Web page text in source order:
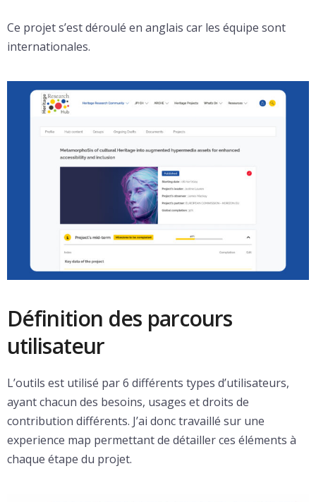
Ce projet s’est déroulé en anglais car les équipe sont
internationales.
Définition des parcours
utilisateur
L’outils est utilisé par 6 différents types d’utilisateurs,
ayant chacun des besoins, usages et droits de
contribution différents. J’ai donc travaillé sur une
experience map permettant de détailler ces éléments à
chaque étape du projet.